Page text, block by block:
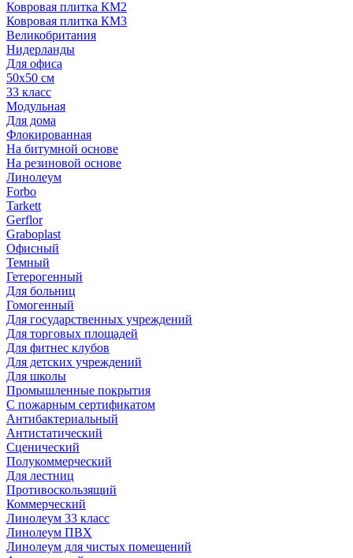
Ковровая плитка КМ2
Ковровая плитка КМ3
Великобритания
Нидерланды
Для офиса
50х50 см
33 класс
Модульная
Для дома
Флокированная
На битумной основе
На резиновой основе
Линолеум
Forbo
Tarkett
Gerflor
Graboplast
Офисный
Темный
Гетерогенный
Для больниц
Гомогенный
Для государственных учреждений
Для торговых площадей
Для фитнес клубов
Для детских учреждений
Для школы
Промышленные покрытия
С пожарным сертификатом
Антибактериальный
Антистатический
Сценический
Полукоммерческий
Для лестниц
Противоскользящий
Коммерческий
Линолеум 33 класс
Линолеум ПВХ
Линолеум для чистых помещений